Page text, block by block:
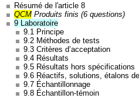
Résumé de l'article 8
QCM Produits finis (6 questions)
9 Laboratoire
9.1 Principe
9.2 Méthodes de tests
9.3 Critères d’acceptation
9.4 Résultats
9.5 Résultats hors spécifications
9.6 Réactifs, solutions, étalons
9.7 Échantillonnage
9.8 Échantillon-témoin